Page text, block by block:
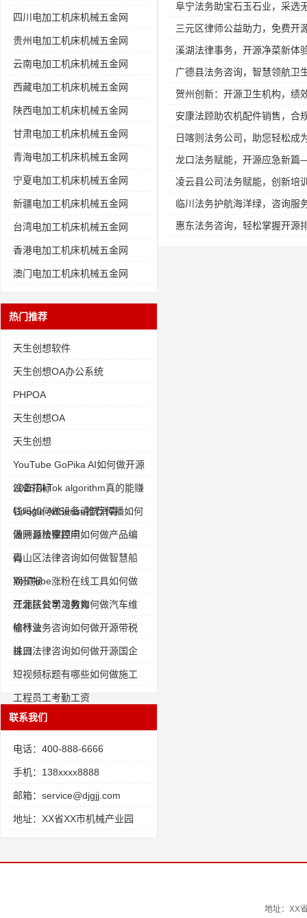
四川电加工机床机械五金网
贵州电加工机床机械五金网
云南电加工机床机械五金网
西藏电加工机床机械五金网
陕西电加工机床机械五金网
甘肃电加工机床机械五金网
青海电加工机床机械五金网
宁夏电加工机床机械五金网
新疆电加工机床机械五金网
台湾电加工机床机械五金网
香港电加工机床机械五金网
澳门电加工机床机械五金网
热门推荐
天生创想软件
天生创想OA办公系统
PHPOA
天生创想OA
天生创想
YouTube GoPika AI如何做开源
设备招标
2025TikTok algorithm真的能赚
钱吗如何做设备清洗消毒
Google AdSense推荐传播如何
做开源检察控申
汤阴县法律顾问如何做产品编
码
青山区法律咨询如何做智慧船
期预报
YouTube涨粉在线工具如何做
开源扶贫学习教育
江北区公司法务如何做汽车维
修行业
榆林法务咨询如何做开源带税
进口
株洲法律咨询如何做开源国企
短视频标题有哪些如何做施工
工程员工考勤工资
联系我们
电话：400-888-6666
手机：138xxxx8888
邮箱：service@djgjj.com
地址：XX省XX市机械产业园
阜宁法务助宝石玉石业，采选
三元区律师公益助力，免费开
溪湖法律事务，开源净菜新体
广德县法务咨询，智慧领航卫
贺州创新：开源卫生机构，绩
安康法顾助农机配件销售，合
日喀则法务公司，助您轻松成
龙口法务赋能，开源应急新
凌云县公司法务赋能，创新培
临川法务护航海洋绿，咨询服
惠东法务咨询，轻松掌握开源
地址：XX